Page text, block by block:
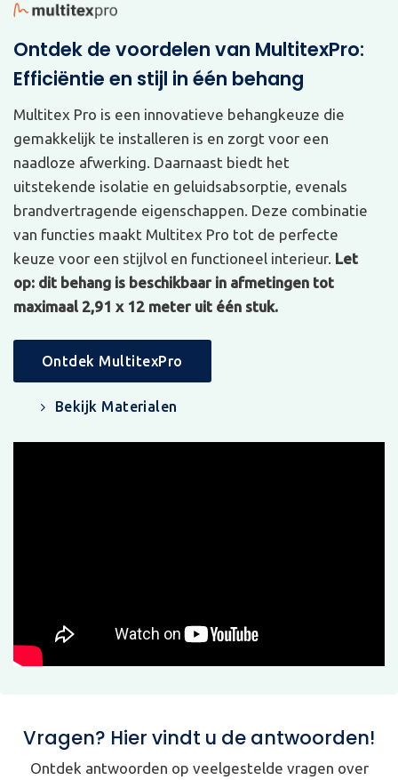
Ontdek de voordelen van MultitexPro:
Efficiëntie en stijl in één behang
Multitex Pro is een innovatieve behangkeuze die
gemakkelijk te installeren is en zorgt voor een
naadloze afwerking. Daarnaast biedt het
uitstekende isolatie en geluidsabsorptie, evenals
brandvertragende eigenschappen. Deze combinatie
van functies maakt Multitex Pro tot de perfecte
keuze voor een stijlvol en functioneel interieur. Let
op: dit behang is beschikbaar in afmetingen tot
maximaal 2,91 x 12 meter uit één stuk.
Ontdek MultitexPro
Bekijk Materialen
Vragen? Hier vindt u de antwoorden!
Ontdek antwoorden op veelgestelde vragen over